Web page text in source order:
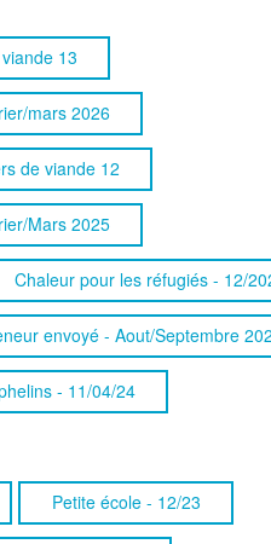
13
mars 2026
de viande 12
Mars 2025
Chaleur pour les réfugiés - 12/
envoyé - Aout/Septembre
- 11/04/24
Petite école - 12/23